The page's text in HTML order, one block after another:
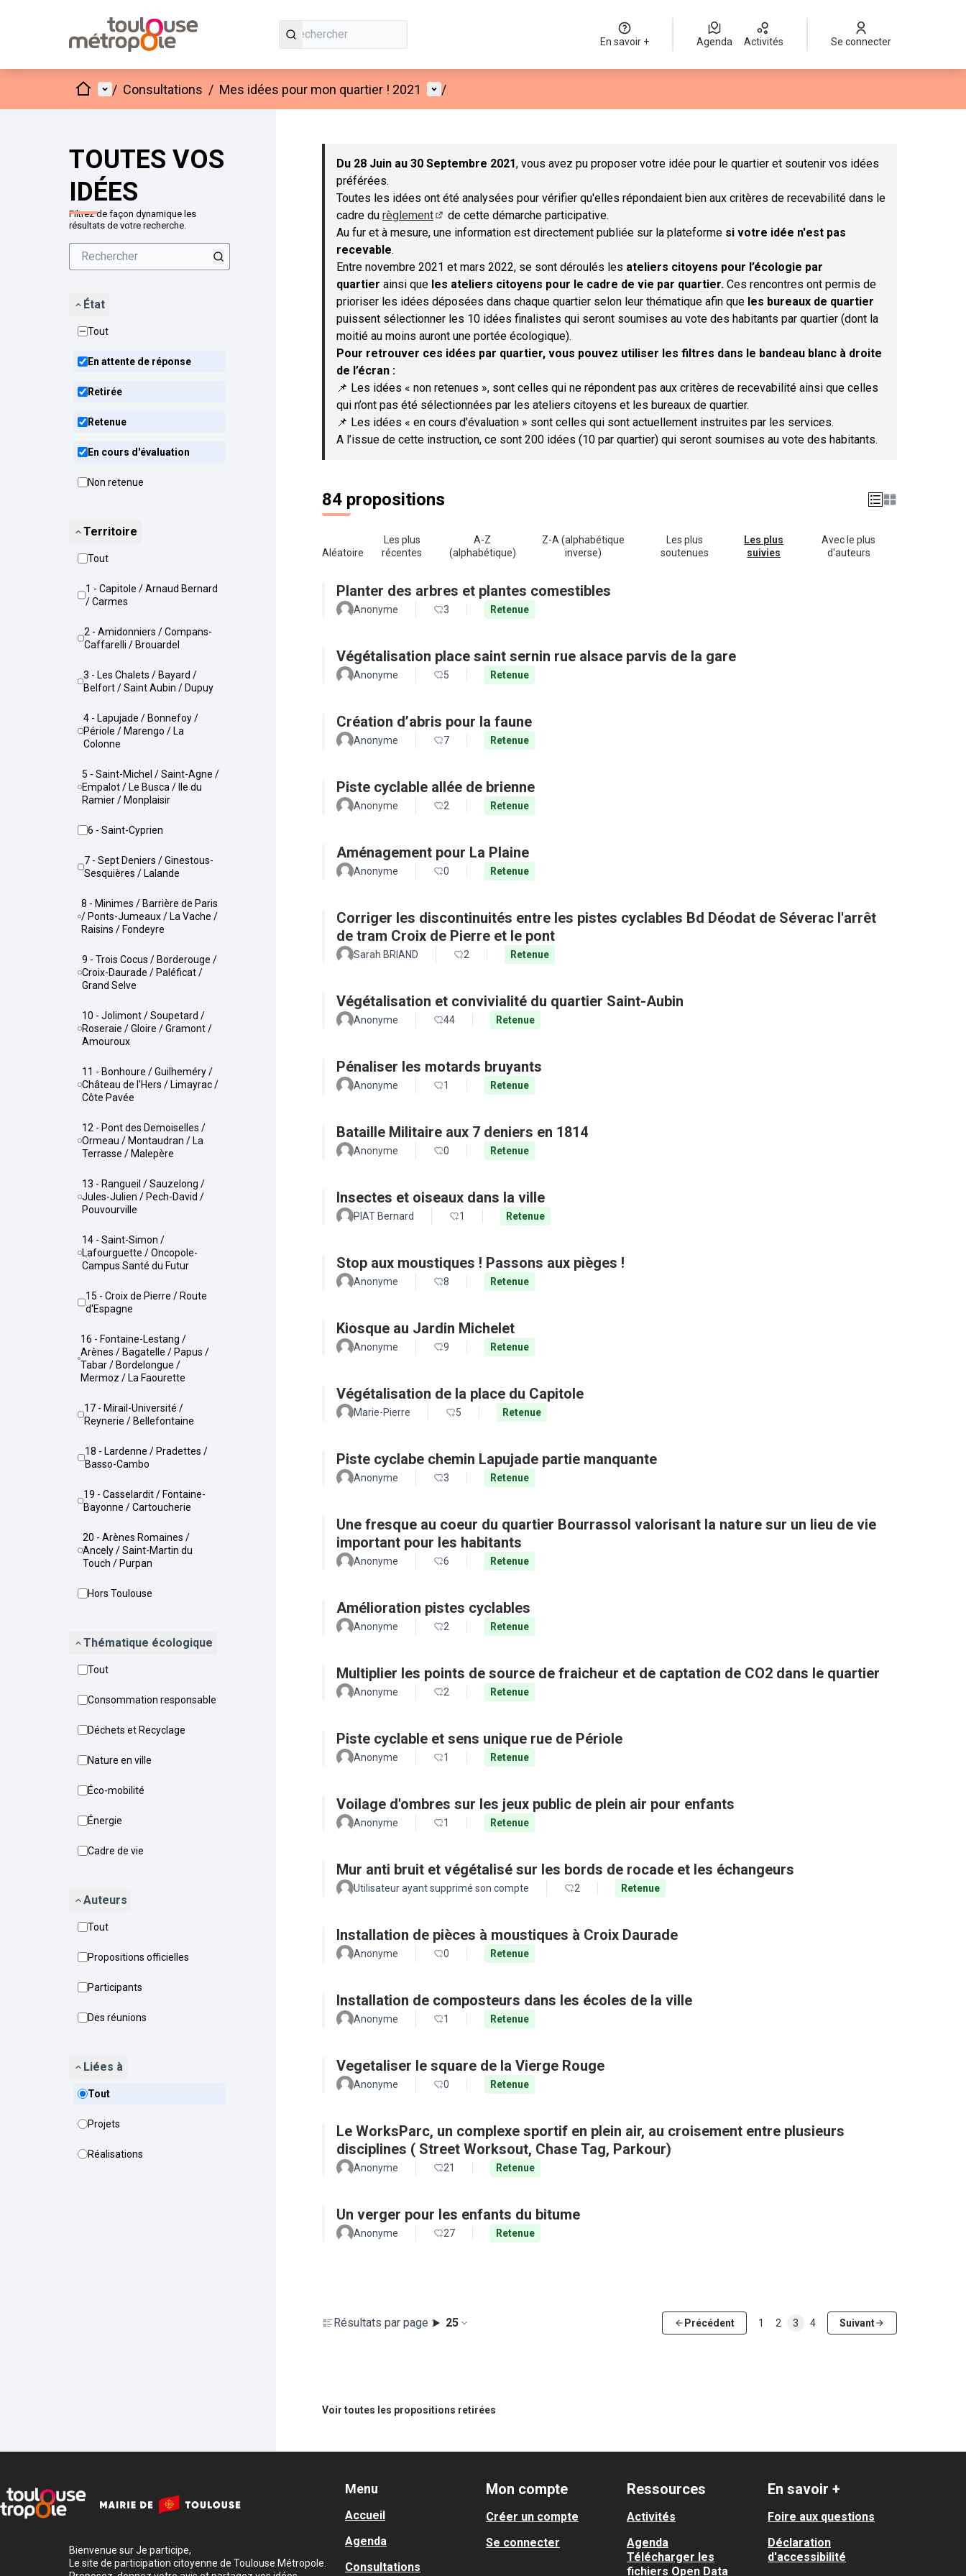
En savoir + Agenda Activités Se connecter
AccueilMenu principal
/ Consultations / Mes idées pour mon quartier ! 2021 Menu utilisateur
/
TOUTES VOS
IDÉES
Filtrez de façon dynamique les
résultats de votre recherche.
État
Tout
En attente de réponse
Retirée
Retenue
En cours d'évaluation
Non retenue
Territoire
Tout
1 - Capitole / Arnaud Bernard
/ Carmes
2 - Amidonniers / Compans-
Caffarelli / Brouardel
3 - Les Chalets / Bayard /
Belfort / Saint Aubin / Dupuy
4 - Lapujade / Bonnefoy /
Périole / Marengo / La
Colonne
5 - Saint-Michel / Saint-Agne /
Empalot / Le Busca / Ile du
Ramier / Monplaisir
6 - Saint-Cyprien
7 - Sept Deniers / Ginestous-
Sesquières / Lalande
8 - Minimes / Barrière de Paris
/ Ponts-Jumeaux / La Vache /
Raisins / Fondeyre
9 - Trois Cocus / Borderouge /
Croix-Daurade / Paléficat /
Grand Selve
10 - Jolimont / Soupetard /
Roseraie / Gloire / Gramont /
Amouroux
11 - Bonhoure / Guilheméry /
Château de l'Hers / Limayrac /
Côte Pavée
12 - Pont des Demoiselles /
Ormeau / Montaudran / La
Terrasse / Malepère
13 - Rangueil / Sauzelong /
Jules-Julien / Pech-David /
Pouvourville
14 - Saint-Simon /
Lafourguette / Oncopole-
Campus Santé du Futur
15 - Croix de Pierre / Route
d'Espagne
16 - Fontaine-Lestang /
Arènes / Bagatelle / Papus /
Tabar / Bordelongue /
Mermoz / La Faourette
17 - Mirail-Université /
Reynerie / Bellefontaine
18 - Lardenne / Pradettes /
Basso-Cambo
19 - Casselardit / Fontaine-
Bayonne / Cartoucherie
20 - Arènes Romaines /
Ancely / Saint-Martin du
Touch / Purpan
Hors Toulouse
Thématique écologique
Tout
Consommation responsable
Déchets et Recyclage
Nature en ville
Éco-mobilité
Énergie
Cadre de vie
Auteurs
Tout
Propositions officielles
Participants
Des réunions
Liées à
Tout
Projets
Réalisations
Passer la carte
Du 28 Juin au 30 Septembre 2021, vous avez pu proposer votre idée pour le quartier et soutenir vos idées
préférées.
Toutes les idées ont été analysées pour vérifier qu'elles répondaient bien aux critères de recevabilité dans le
cadre du règlement
(S'ouvre dans un nouvel onglet)
de cette démarche participative.
Au fur et à mesure, une information est directement publiée sur la plateforme si votre idée n'est pas
recevable.
Entre novembre 2021 et mars 2022, se sont déroulés les ateliers citoyens pour l’écologie par
quartier ainsi que les ateliers citoyens pour le cadre de vie par quartier. Ces rencontres ont permis de
prioriser les idées déposées dans chaque quartier selon leur thématique afin que les bureaux de quartier
puissent sélectionner les 10 idées finalistes qui seront soumises au vote des habitants par quartier (dont la
moitié au moins auront une portée écologique).
Pour retrouver ces idées par quartier, vous pouvez utiliser les filtres dans le bandeau blanc à droite
de l’écran :
📌 Les idées « non retenues », sont celles qui ne répondent pas aux critères de recevabilité ainsi que celles
qui n’ont pas été sélectionnées par les ateliers citoyens et les bureaux de quartier.
📌 Les idées « en cours d’évaluation » sont celles qui sont actuellement instruites par les services.
A l’issue de cette instruction, ce sont 200 idées (10 par quartier) qui seront soumises au vote des habitants.
84 propositions
Aléatoire
Les plus
récentes
A-Z
(alphabétique)
Z-A (alphabétique
inverse)
Les plus
soutenues
Les plus
suivies
Avec le plus
d'auteurs
Planter des arbres et plantes comestibles
Anonyme 3 Retenue
Végétalisation place saint sernin rue alsace parvis de la gare
Anonyme 5 Retenue
Création d’abris pour la faune
Anonyme 7 Retenue
Piste cyclable allée de brienne
Anonyme 2 Retenue
Aménagement pour La Plaine
Anonyme 0 Retenue
Corriger les discontinuités entre les pistes cyclables Bd Déodat de Séverac l'arrêt
de tram Croix de Pierre et le pont
Sarah BRIAND 2 Retenue
Végétalisation et convivialité du quartier Saint-Aubin
Anonyme 44 Retenue
Pénaliser les motards bruyants
Anonyme 1 Retenue
Bataille Militaire aux 7 deniers en 1814
Anonyme 0 Retenue
Insectes et oiseaux dans la ville
PIAT Bernard 1 Retenue
Stop aux moustiques ! Passons aux pièges !
Anonyme 8 Retenue
Kiosque au Jardin Michelet
Anonyme 9 Retenue
Végétalisation de la place du Capitole
Marie-Pierre 5 Retenue
Piste cyclabe chemin Lapujade partie manquante
Anonyme 3 Retenue
Une fresque au coeur du quartier Bourrassol valorisant la nature sur un lieu de vie
important pour les habitants
Anonyme 6 Retenue
Amélioration pistes cyclables
Anonyme 2 Retenue
Multiplier les points de source de fraicheur et de captation de CO2 dans le quartier
Anonyme 2 Retenue
Piste cyclable et sens unique rue de Périole
Anonyme 1 Retenue
Voilage d'ombres sur les jeux public de plein air pour enfants
Anonyme 1 Retenue
Mur anti bruit et végétalisé sur les bords de rocade et les échangeurs
Utilisateur ayant supprimé son compte 2 Retenue
Installation de pièces à moustiques à Croix Daurade
Anonyme 0 Retenue
Installation de composteurs dans les écoles de la ville
Anonyme 1 Retenue
Vegetaliser le square de la Vierge Rouge
Anonyme 0 Retenue
Le WorksParc, un complexe sportif en plein air, au croisement entre plusieurs
disciplines ( Street Worksout, Chase Tag, Parkour)
Anonyme 21 Retenue
Un verger pour les enfants du bitume
Anonyme 27 Retenue
Résultats par page : 25 Précédent 1 2 3 4 Suivant
Voir toutes les propositions retirées
Bienvenue sur Je participe,
Le site de participation citoyenne de Toulouse Métropole.
Menu
Accueil
Agenda
Consultations
Mon compte
Créer un compte
Se connecter
Ressources
Activités
Agenda
Télécharger les
fichiers Open Data
En savoir +
Foire aux questions
Déclaration
d'accessibilité